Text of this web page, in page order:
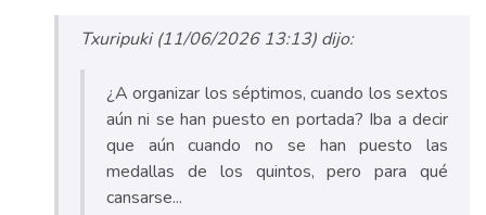
Txuripuki (11/06/2026 13:13) dijo:
¿A organizar los séptimos, cuando los sextos
aún ni se han puesto en portada? Iba a decir
que aún cuando no se han puesto las
medallas de los quintos, pero para qué
cansarse...